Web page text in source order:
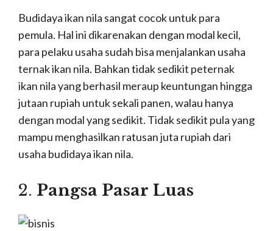
Budidaya ikan nila sangat cocok untuk para
pemula. Hal ini dikarenakan dengan modal kecil,
para pelaku usaha sudah bisa menjalankan usaha
ternak ikan nila. Bahkan tidak sedikit peternak
ikan nila yang berhasil meraup keuntungan hingga
jutaan rupiah untuk sekali panen, walau hanya
dengan modal yang sedikit. Tidak sedikit pula yang
mampu menghasilkan ratusan juta rupiah dari
usaha budidaya ikan nila.
2. Pangsa Pasar Luas